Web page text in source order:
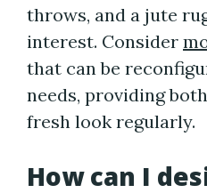
throws, and a jute
interest. Consider
that can be
needs, providing
fresh look regularly.
How can I